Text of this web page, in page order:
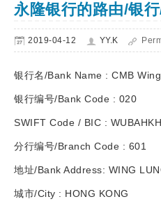
永隆银行的路由/银
2019-04-12 YY.K
银行名/Bank Name : CMB
银行编号/Bank Code : 020
SWIFT Code / BIC :
分行编号/Branch Code : 601
地址/Bank Address: WING
城市/City : HONG KONG